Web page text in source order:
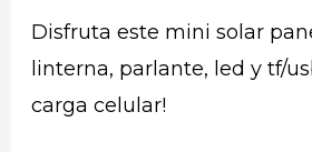
Disfruta este mini solar
linterna, parlante, led y tf/
carga celular!